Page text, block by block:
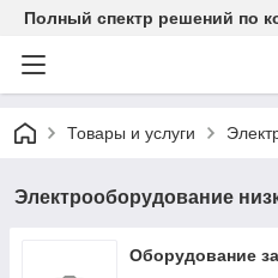
Полный спектр решений по
Товары и услуги
Электрооборудование
Оборудование